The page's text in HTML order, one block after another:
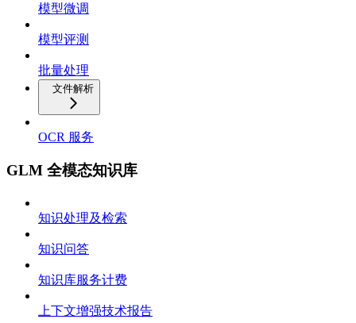
模型微调
模型评测
批量处理
文件解析
OCR 服务
GLM 全模态知识库
知识处理及检索
知识问答
知识库服务计费
上下文增强技术报告